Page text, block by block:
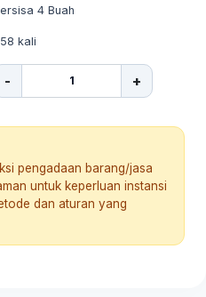
4 Buah
kali
- +
pengadaan barang/jasa
untuk keperluan instansi
dan aturan yang